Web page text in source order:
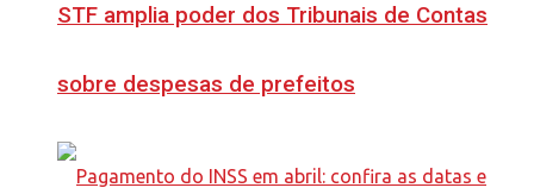
STF amplia poder dos Tribunais de Contas
sobre despesas de prefeitos